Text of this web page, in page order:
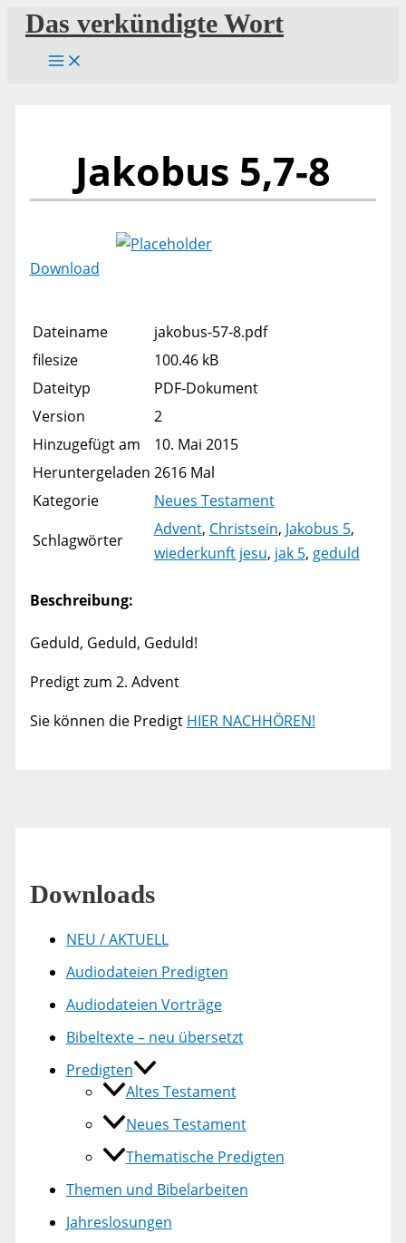
Zum
Inhalt
springen
Das verkündigte Wort
Jakobus 5,7-8
Download
Dateiname
jakobus-57-8.pdf
filesize
100.46 kB
Dateityp
PDF-Dokument
Version
2
Hinzugefügt am
10. Mai 2015
Heruntergeladen 2616 Mal
Kategorie
Neues Testament
Schlagwörter
Advent, Christsein, Jakobus 5,
wiederkunft jesu, jak 5, geduld
Beschreibung:
Geduld, Geduld, Geduld!
Predigt zum 2. Advent
Sie können die Predigt HIER NACHHÖREN!
Downloads
NEU / AKTUELL
Audiodateien Predigten
Audiodateien Vorträge
Bibeltexte – neu übersetzt
Predigten
Altes Testament
Neues Testament
Thematische Predigten
Themen und Bibelarbeiten
Jahreslosungen